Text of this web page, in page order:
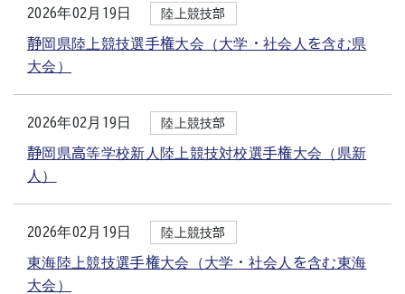
2026年02月19日 陸上競技部
静岡県陸上競技選手権大会（大学・社会人を含む県
大会）
2026年02月19日 陸上競技部
静岡県高等学校新人陸上競技対校選手権大会（県新
人）
2026年02月19日 陸上競技部
東海陸上競技選手権大会（大学・社会人を含む東海
大会）